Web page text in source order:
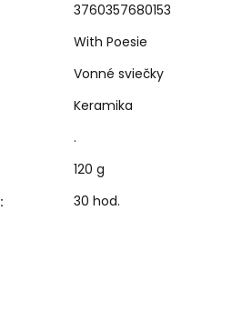
3760357680153
With Poesie
Vonné sviečky
Keramika
.
120 g
:
30 hod.